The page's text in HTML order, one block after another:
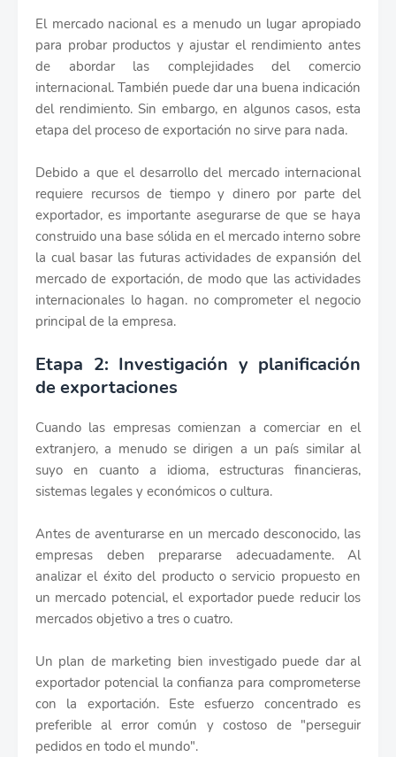
El mercado nacional es a menudo un lugar apropiado
para probar productos y ajustar el rendimiento antes
de abordar las complejidades del comercio
internacional. También puede dar una buena indicación
del rendimiento. Sin embargo, en algunos casos, esta
etapa del proceso de exportación no sirve para nada.
Debido a que el desarrollo del mercado internacional
requiere recursos de tiempo y dinero por parte del
exportador, es importante asegurarse de que se haya
construido una base sólida en el mercado interno sobre
la cual basar las futuras actividades de expansión del
mercado de exportación, de modo que las actividades
internacionales lo hagan. no comprometer el negocio
principal de la empresa.
Etapa 2: Investigación y planificación
de exportaciones
Cuando las empresas comienzan a comerciar en el
extranjero, a menudo se dirigen a un país similar al
suyo en cuanto a idioma, estructuras financieras,
sistemas legales y económicos o cultura.
Antes de aventurarse en un mercado desconocido, las
empresas deben prepararse adecuadamente. Al
analizar el éxito del producto o servicio propuesto en
un mercado potencial, el exportador puede reducir los
mercados objetivo a tres o cuatro.
Un plan de marketing bien investigado puede dar al
exportador potencial la confianza para comprometerse
con la exportación. Este esfuerzo concentrado es
preferible al error común y costoso de "perseguir
pedidos en todo el mundo".